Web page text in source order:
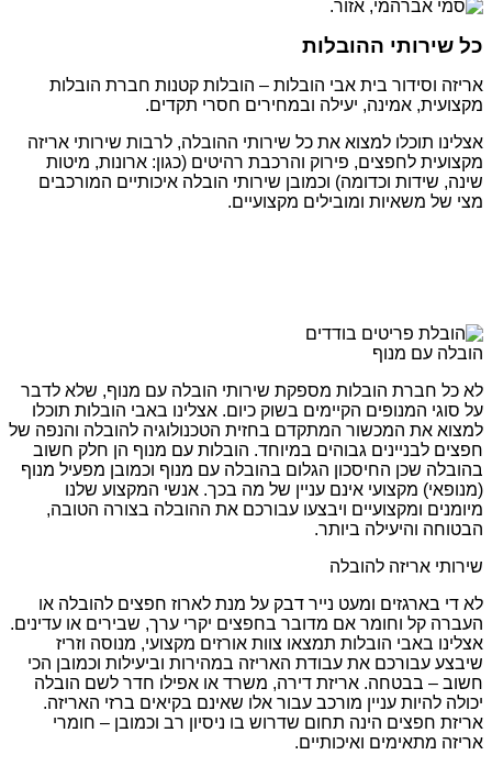
כל שירותי ההובלות
אריזה וסידור בית אבי הובלות – הובלות קטנות חברת הובלות
מקצועית, אמינה, יעילה ובמחירים חסרי תקדים.
אצלינו תוכלו למצוא את כל שירותי ההובלה, לרבות שירותי אריזה
מקצועית לחפצים, פירוק והרכבת רהיטים (כגון: ארונות, מיטות
שינה, שידות וכדומה) וכמובן שירותי הובלה איכותיים המורכבים
מצי של משאיות ומובילים מקצועיים.
הובלה עם מנוף
לא כל חברת הובלות מספקת שירותי הובלה עם מנוף, שלא לדבר
על סוגי המנופים הקיימים בשוק כיום. אצלינו באבי הובלות תוכלו
למצוא את המכשור המתקדם בחזית הטכנולוגיה להובלה והנפה של
חפצים לבניינים גבוהים במיוחד. הובלות עם מנוף הן חלק חשוב
בהובלה שכן החיסכון הגלום בהובלה עם מנוף וכמובן מפעיל מנוף
(מנופאי) מקצועי אינם עניין של מה בכך. אנשי המקצוע שלנו
מיומנים ומקצועיים ויבצעו עבורכם את ההובלה בצורה הטובה,
הבטוחה והיעילה ביותר.
שירותי אריזה להובלה
לא די בארגזים ומעט נייר דבק על מנת לארוז חפצים להובלה או
העברה קל וחומר אם מדובר בחפצים יקרי ערך, שבירים או עדינים.
אצלינו באבי הובלות תמצאו צוות אורזים מקצועי, מנוסה וזריז
שיבצע עבורכם את עבודת האריזה במהירות וביעילות וכמובן הכי
חשוב – בבטחה. אריזת דירה, משרד או אפילו חדר לשם הובלה
יכולה להיות עניין מורכב עבור אלו שאינם בקיאים ברזי האריזה.
אריזת חפצים הינה תחום שדרוש בו ניסיון רב וכמובן – חומרי
אריזה מתאימים ואיכותיים.